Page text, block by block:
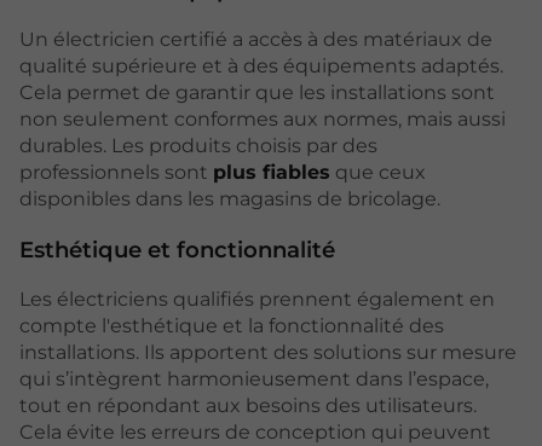
Un électricien certifié a accès à des matériaux de
qualité supérieure et à des équipements adaptés.
Cela permet de garantir que les installations sont
non seulement conformes aux normes, mais aussi
durables. Les produits choisis par des
professionnels sont plus fiables que ceux
disponibles dans les magasins de bricolage.
Esthétique et fonctionnalité
Les électriciens qualifiés prennent également en
compte l'esthétique et la fonctionnalité des
installations. Ils apportent des solutions sur mesure
qui s’intègrent harmonieusement dans l’espace,
tout en répondant aux besoins des utilisateurs.
Cela évite les erreurs de conception qui peuvent